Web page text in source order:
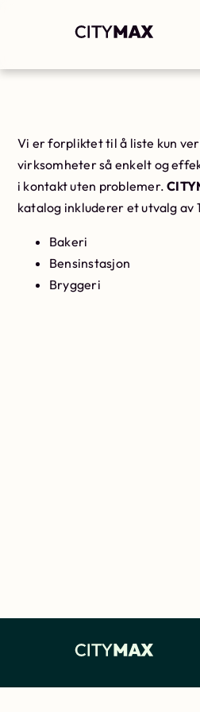
Vi er forpliktet til å liste kun
virksomheter så enkelt og
i kontakt uten problemer.
katalog inkluderer et utvalg av
Bakeri
Bensinstasjon
Bryggeri